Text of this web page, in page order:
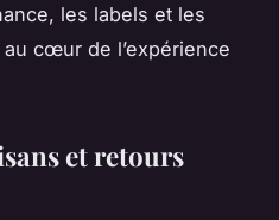
les labels et les
cœur de l’expérience
et retours